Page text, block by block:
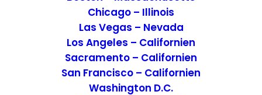
Chicago – Illinois
Las Vegas – Nevada
Los Angeles – Californien
Sacramento – Californien
San Francisco – Californien
Washington D.C.